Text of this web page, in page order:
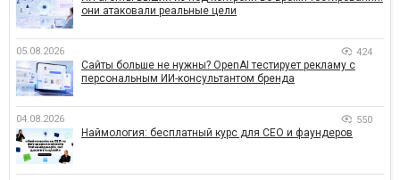
они атаковали реальные цели
05.08.2026 424
Сайты больше не нужны? OpenAI тестирует рекламу с
персональным ИИ-консультантом бренда
04.08.2026 550
Наймология: бесплатный курс для CEO и фаундеров